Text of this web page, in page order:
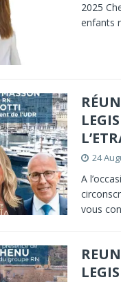
2025
enfants
24
A
vous